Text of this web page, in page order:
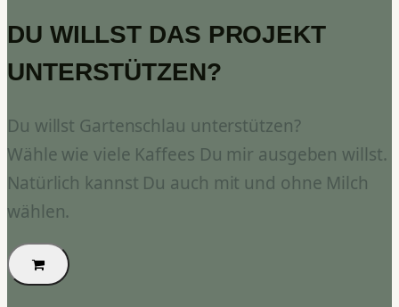
DU WILLST DAS PROJEKT
UNTERSTÜTZEN?
Du willst Gartenschlau unterstützen?
Wähle wie viele Kaffees Du mir ausgeben willst.
Natürlich kannst Du auch mit und ohne Milch
wählen.